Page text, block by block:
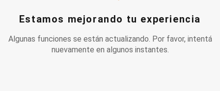
Estamos mejorando tu experiencia
Algunas funciones se están actualizando. Por favor, intentá
nuevamente en algunos instantes.